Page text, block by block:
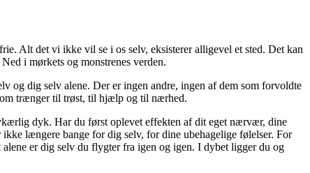
Alt det vi ikke vil se i os selv, eksisterer alligevel et sted. Det kan
i mørkets og monstrenes verden.
og dig selv alene. Der er ingen andre, ingen af dem som forvoldte
trænger til trøst, til hjælp og til nærhed.
dyk. Har du først oplevet effekten af dit eget nærvær, dine
længere bange for dig selv, for dine ubehagelige følelser. For
er dig selv du flygter fra igen og igen. I dybet ligger du og